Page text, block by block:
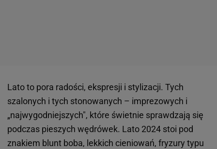
Lato to pora radości, ekspresji i stylizacji. Tych
szalonych i tych stonowanych – imprezowych i
„najwygodniejszych", które świetnie sprawdzają się
podczas pieszych wędrówek. Lato 2024 stoi pod
znakiem blunt boba, lekkich cieniowań, fryzury typu